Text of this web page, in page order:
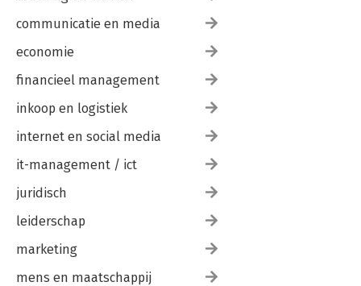
communicatie en media
economie
financieel management
inkoop en logistiek
internet en social media
it-management / ict
juridisch
leiderschap
marketing
mens en maatschappij